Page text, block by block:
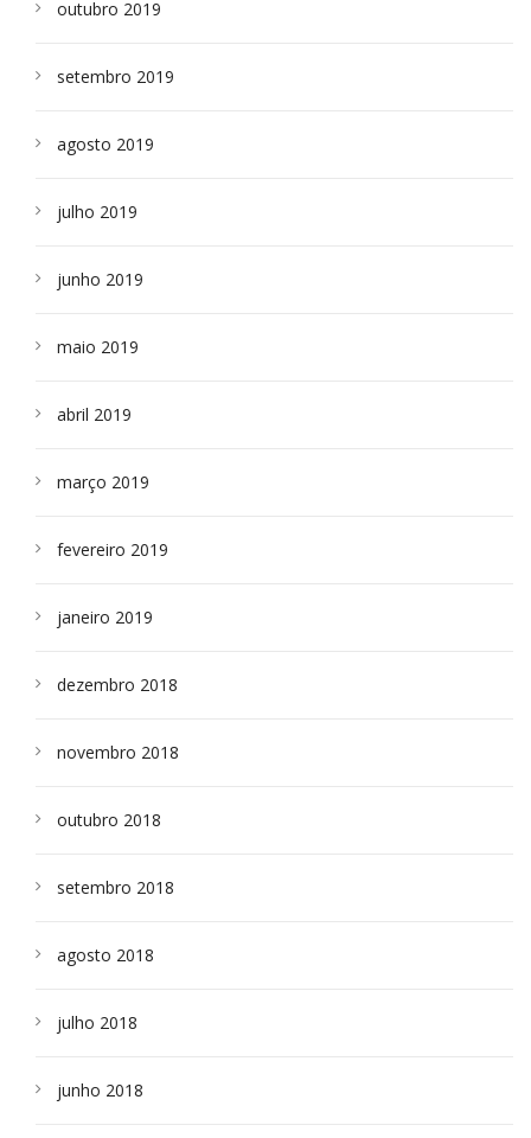
outubro 2019
setembro 2019
agosto 2019
julho 2019
junho 2019
maio 2019
abril 2019
março 2019
fevereiro 2019
janeiro 2019
dezembro 2018
novembro 2018
outubro 2018
setembro 2018
agosto 2018
julho 2018
junho 2018